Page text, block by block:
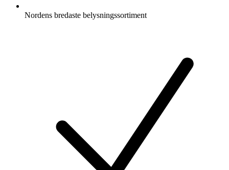
Nordens bredaste belysningssortiment